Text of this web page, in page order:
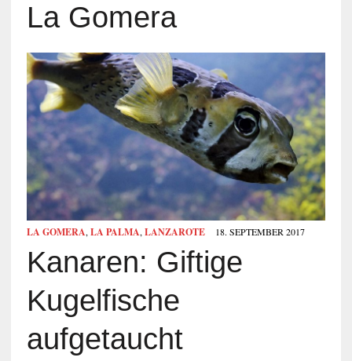
La Gomera
LA GOMERA,LA PALMA,LANZAROTE 18. SEPTEMBER 2017
Kanaren: Giftige
Kugelfische
aufgetaucht